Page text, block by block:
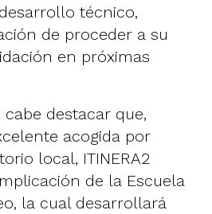
técnico,
de proceder a su
en próximas
destacar que,
acogida por
local, ITINERA2
de la Escuela
la cual desarrollará